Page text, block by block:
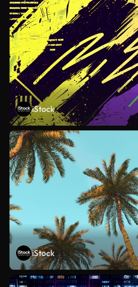
iStock
iStock